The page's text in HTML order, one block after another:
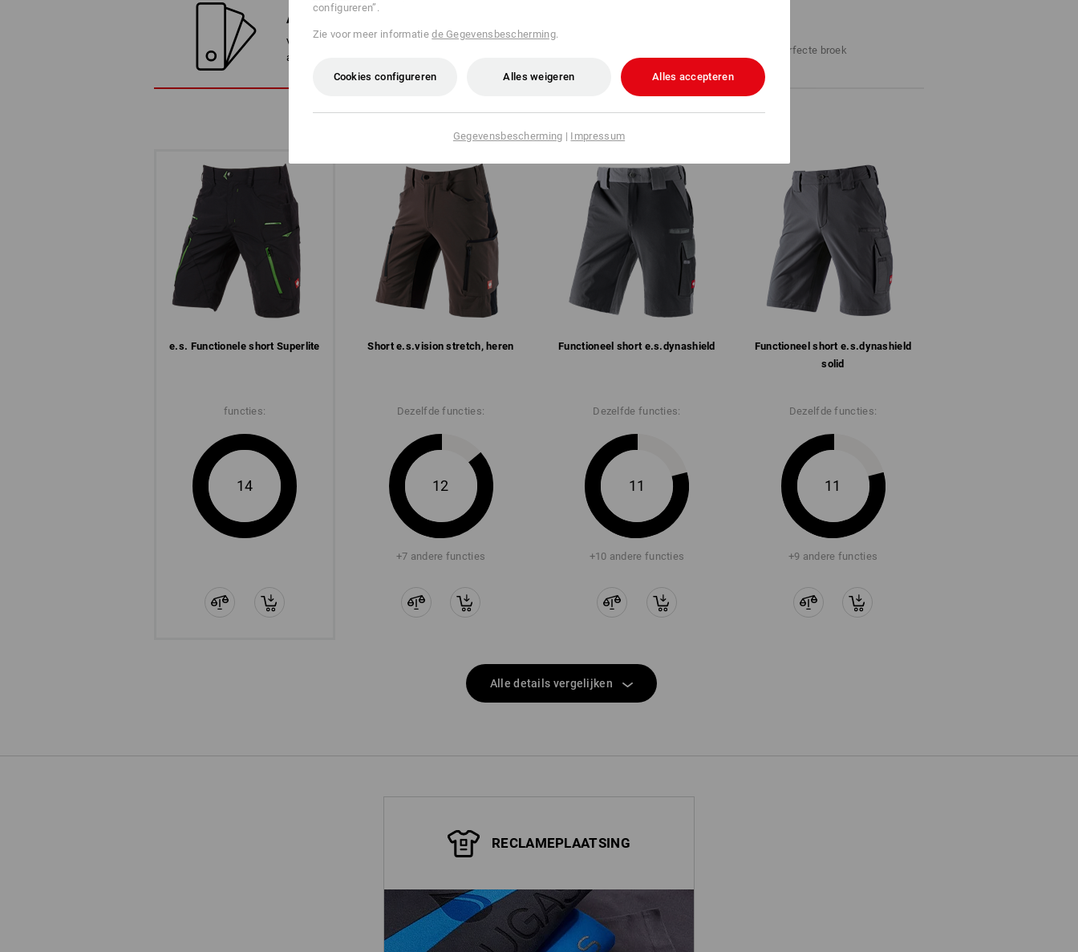
ALTERNATIEVEN VINDEN
Vergelijk het huidige artikel met de beste
alternatieven
In 3 stappen naar de perfecte broek
e.s. Functionele short Superlite
functies:
14
Short e.s.​vision stretch, heren Functioneel short e.s.​dynashield
Functioneel short e.s.​dynashield
solid
Dezelfde functies:
12
+7 andere functies
Dezelfde functies:
11
+10 andere functies
Dezelfde functies:
11
+9 andere functies
Alle details vergelijken
RECLAMEPLAATSING
configureren”.
Zie voor meer informatiede Gegevensbescherming.
Cookies configureren Alles weigeren Alles accepteren
Gegevensbescherming | Impressum